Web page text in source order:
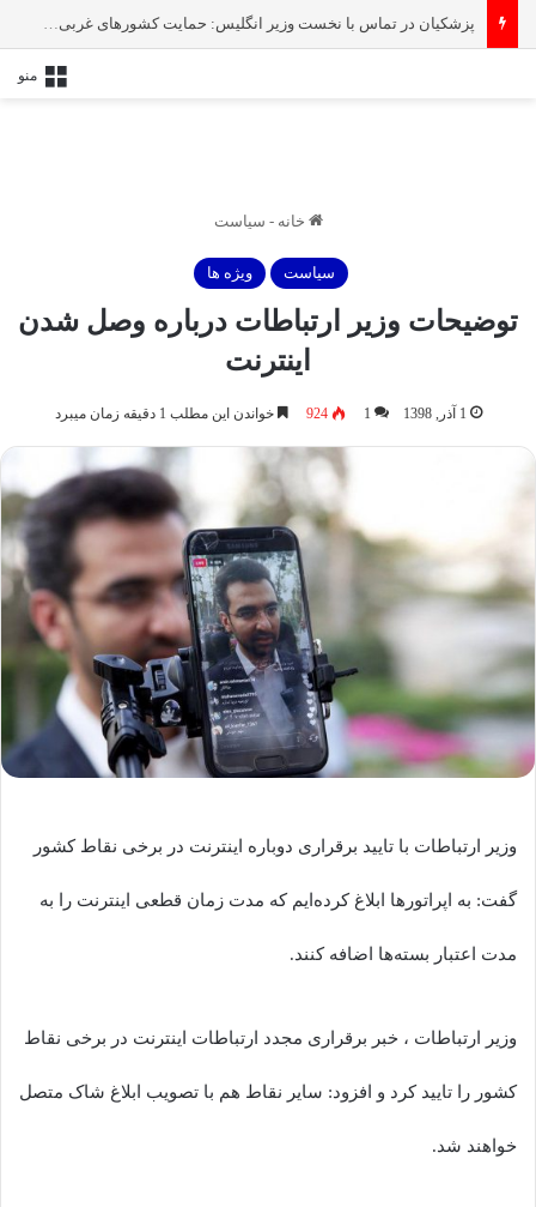
پزشکیان در تماس با نخست‌ وزیر انگلیس: حمایت کشور‌های غربی از رژیم صهیونیستی امنیت منطقه و جهان را به خطر انداخته است
منو
خانه - سیاست
سیاست ویژه ها
توضیحات وزیر ارتباطات درباره وصل شدن
اینترنت
1 آذر, 1398 1
924 خواندن این مطلب 1 دقیقه زمان میبرد
وزیر ارتباطات با تایید برقراری دوباره اینترنت در برخی نقاط کشور
گفت:‌ به اپراتورها ابلاغ کرده‌ایم که مدت زمان قطعی اینترنت را به
مدت اعتبار بسته‌ها اضافه کنند.
وزیر ارتباطات ، خبر برقراری مجدد ارتباطات اینترنت در برخی نقاط
کشور را تایید کرد و افزود: سایر نقاط هم با تصویب ابلاغ شاک متصل
خواهند شد.